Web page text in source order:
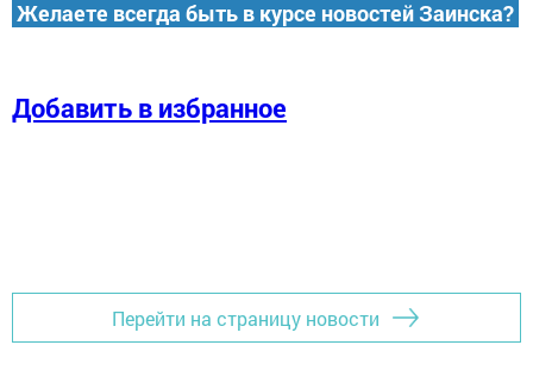
Желаете всегда быть в курсе новостей Заинска?
Добавить в избранное
Перейти на страницу новости